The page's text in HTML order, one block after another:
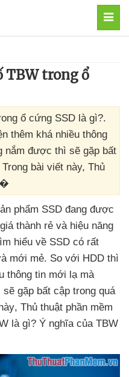
TBW trong ổ
ổ cứng SSD là gì?.
thêm khá nhiều thông
nắm được thì sẽ gặp bất
bài viết này, Thủ
phẩm SSD đang được
thành rẻ và hiệu năng
hiểu về SSD có rất
mới mẻ. So với HDD thì
thông tin mới lạ mà
sẽ gặp bất cập trong quá
, Thủ thuật phần mềm
là gì? Ý nghĩa của TBW